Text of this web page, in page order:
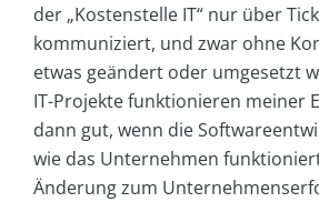
der „Kostenstelle IT“ nur über
kommuniziert, und zwar ohne
etwas geändert oder umgesetzt
IT-Projekte funktionieren meiner
dann gut, wenn die
wie das Unternehmen
Änderung zum